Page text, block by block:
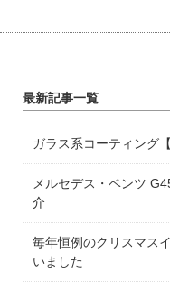
最新記事一覧
ガラス系コーティング
メルセデス・ベンツ
介
毎年恒例のクリスマス
いました